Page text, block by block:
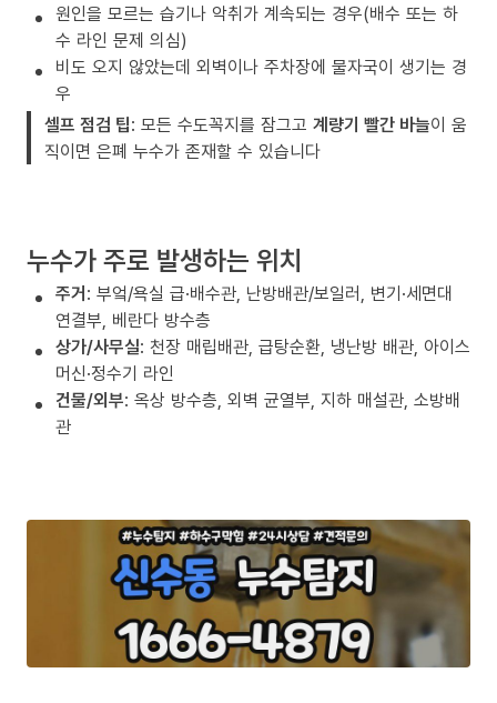
원인을 모르는 습기나 악취가 계속되는 경우(배수 또는 하
수 라인 문제 의심)
비도 오지 않았는데 외벽이나 주차장에 물자국이 생기는 경
우
셀프 점검 팁: 모든 수도꼭지를 잠그고 계량기 빨간 바늘이 움
직이면 은폐 누수가 존재할 수 있습니다
누수가 주로 발생하는 위치
주거: 부엌/욕실 급·배수관, 난방배관/보일러, 변기·세면대
연결부, 베란다 방수층
상가/사무실: 천장 매립배관, 급탕순환, 냉난방 배관, 아이스
머신·정수기 라인
건물/외부: 옥상 방수층, 외벽 균열부, 지하 매설관, 소방배
관